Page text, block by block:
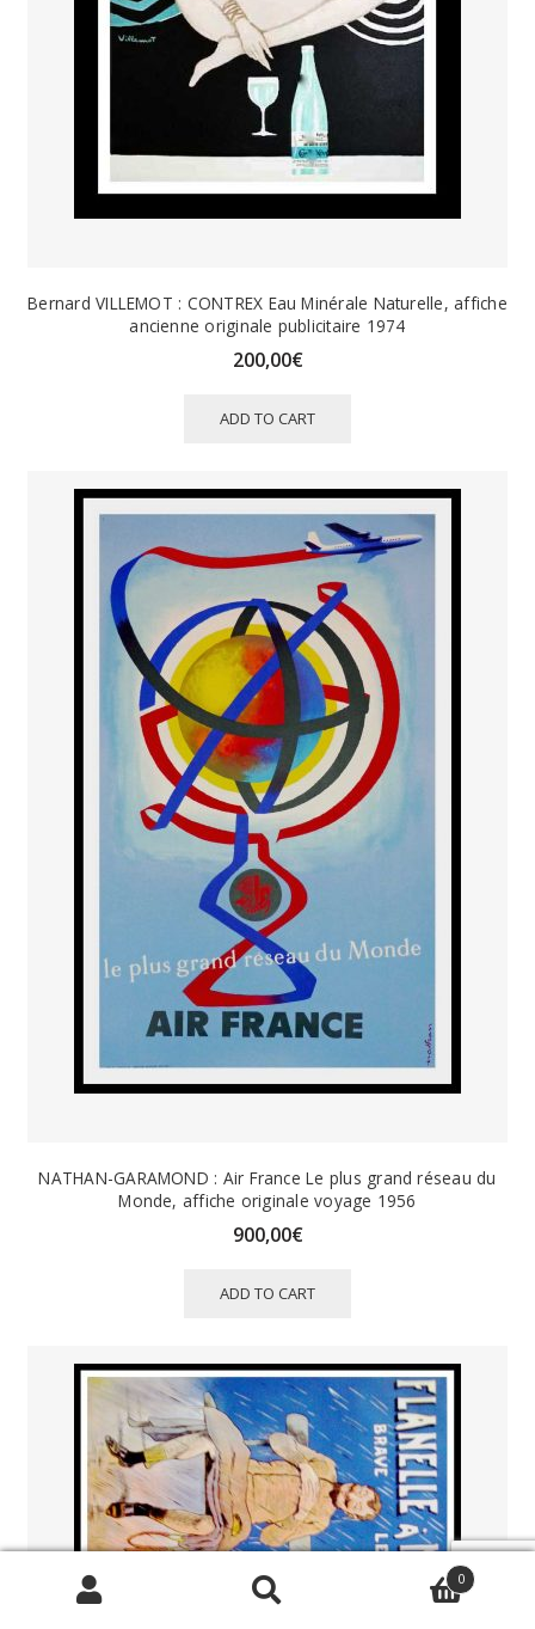
Bernard VILLEMOT : CONTREX Eau Minérale Naturelle, affiche
ancienne originale publicitaire 1974
200,00€
ADD TO CART
NATHAN-GARAMOND : Air France Le plus grand réseau du
Monde, affiche originale voyage 1956
900,00€
ADD TO CART
0